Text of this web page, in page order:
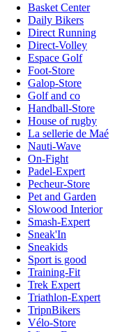
Basket Center
Daily Bikers
Direct Running
Direct-Volley
Espace Golf
Foot-Store
Galop-Store
Golf and co
Handball-Store
House of rugby
La sellerie de Maé
Nauti-Wave
On-Fight
Padel-Expert
Pecheur-Store
Pet and Garden
Slowood Interior
Smash-Expert
Sneak'In
Sneakids
Sport is good
Training-Fit
Trek Expert
Triathlon-Expert
TripnBikers
Vélo-Store